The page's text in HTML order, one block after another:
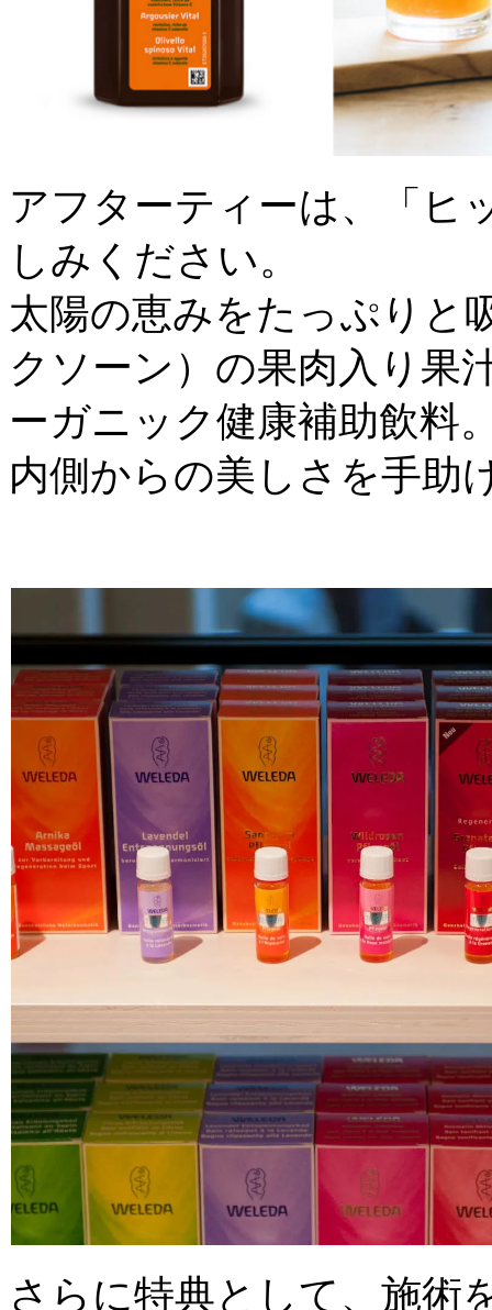
アフターティーは、「ヒ
しみください。
太陽の恵みをたっぷりと
クソーン）の果肉入り果
ーガニック健康補助飲料
内側からの美しさを手助
さらに特典として、施術